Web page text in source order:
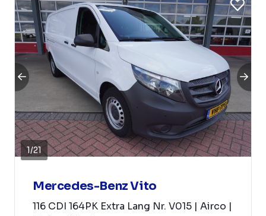
1/21
Mercedes-Benz Vito
116 CDI 164PK Extra Lang Nr. V015 | Airco |